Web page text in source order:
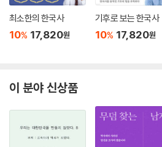
최소한의 한국사
10% 17,820원
기후로 보는 한국사
10% 17,820원
이 분야 신상품